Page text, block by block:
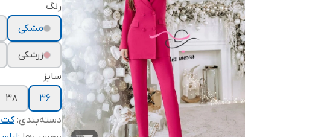
رنگ
مشکی
زرشکی
سایز
۳۶
۳۸
دسته‌بندی:کت